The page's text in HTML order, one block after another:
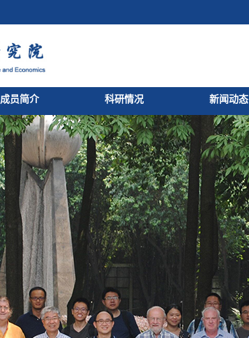
成员简介 科研情况 新闻动态